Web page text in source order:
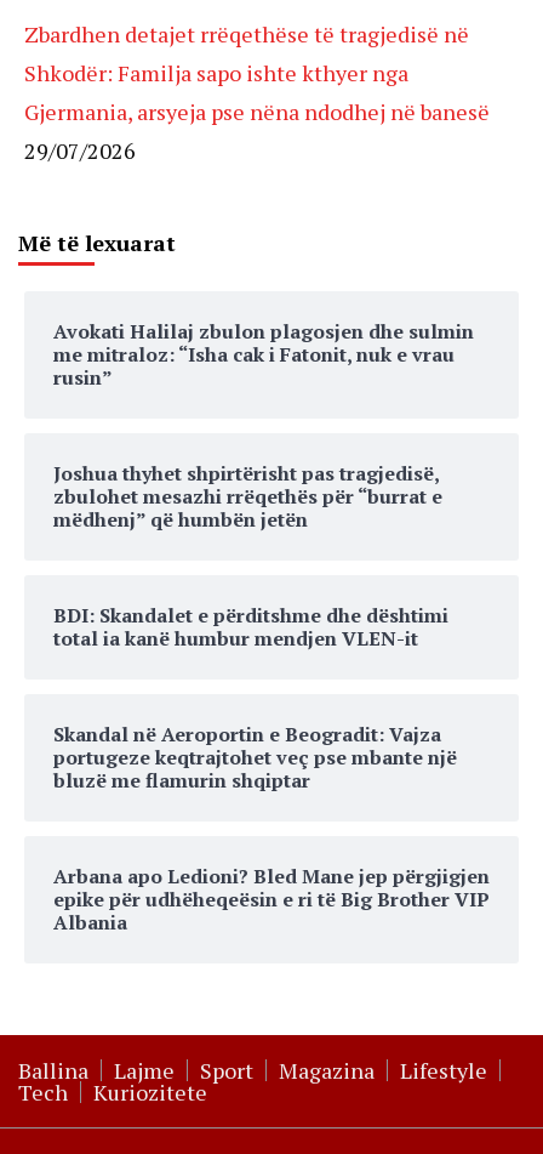
Zbardhen detajet rrëqethëse të tragjedisë në
Shkodër: Familja sapo ishte kthyer nga
Gjermania, arsyeja pse nëna ndodhej në banesë
29/07/2026
Më të lexuarat
Avokati Halilaj zbulon plagosjen dhe sulmin
me mitraloz: “Isha cak i Fatonit, nuk e vrau
rusin”
Joshua thyhet shpirtërisht pas tragjedisë,
zbulohet mesazhi rrëqethës për “burrat e
mëdhenj” që humbën jetën
BDI: Skandalet e përditshme dhe dështimi
total ia kanë humbur mendjen VLEN-it
Skandal në Aeroportin e Beogradit: Vajza
portugeze keqtrajtohet veç pse mbante një
bluzë me flamurin shqiptar
Arbana apo Ledioni? Bled Mane jep përgjigjen
epike për udhëheqeësin e ri të Big Brother VIP
Albania
Ballina Lajme Sport Magazina Lifestyle
Tech Kuriozitete